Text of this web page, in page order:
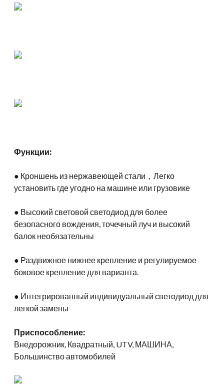
Функции:
● Кроншень из нержавеющей стали，Легко
установить где угодно на машине или грузовике
● Высокий световой светодиод для более
безопасного вождения, точечный луч и высокий
балок необязательны
● Раздвижное нижнее крепление и регулируемое
боковое крепление для варианта.
● Интегрированный индивидуальный светодиод для
легкой замены
Приспособление:
Внедорожник, Квадратный, UTV, МАШИНА,
Большинство автомобилей